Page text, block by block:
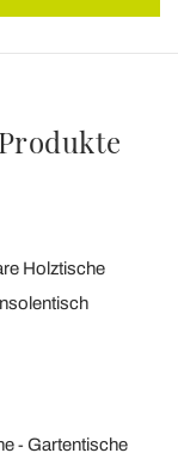
Holztische
Gartentische